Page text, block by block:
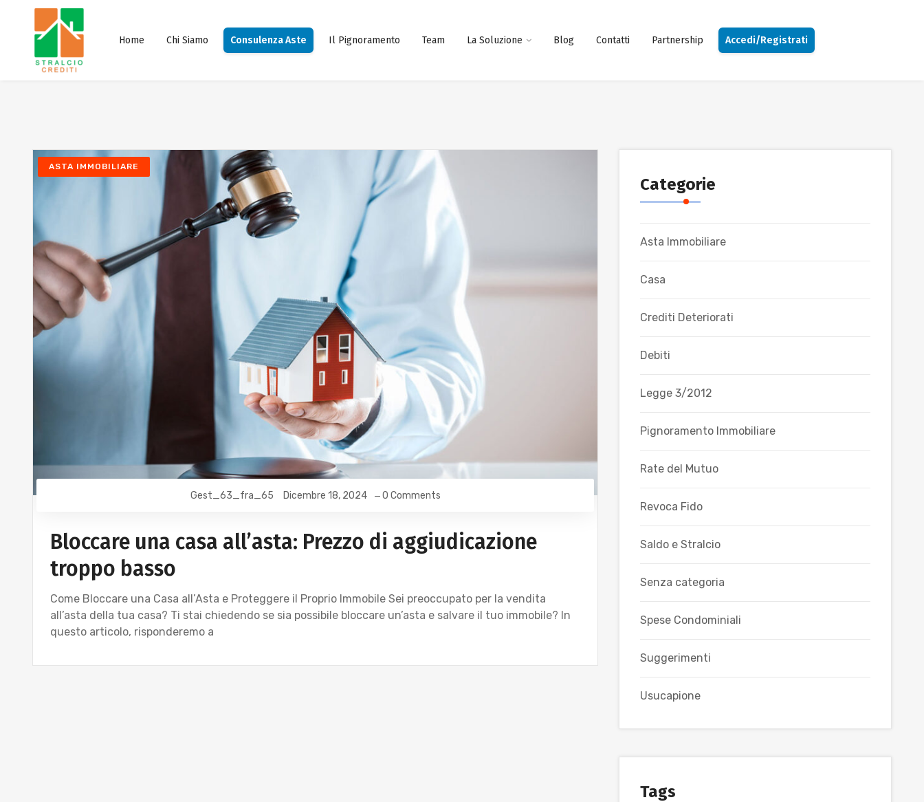
Home Chi Siamo Consulenza Aste Il Pignoramento Team La Soluzione Blog Contatti Partnership Accedi/Registrati
ASTA IMMOBILIARE
Gest_63_fra_65 Dicembre 18, 2024 0 Comments
Bloccare una casa all’asta: Prezzo di aggiudicazione
troppo basso
Come Bloccare una Casa all’Asta e Proteggere il Proprio Immobile Sei preoccupato per la vendita
all’asta della tua casa? Ti stai chiedendo se sia possibile bloccare un’asta e salvare il tuo immobile? In
questo articolo, risponderemo a
Categorie
Asta Immobiliare
Casa
Crediti Deteriorati
Debiti
Legge 3/2012
Pignoramento Immobiliare
Rate del Mutuo
Revoca Fido
Saldo e Stralcio
Senza categoria
Spese Condominiali
Suggerimenti
Usucapione
Tags